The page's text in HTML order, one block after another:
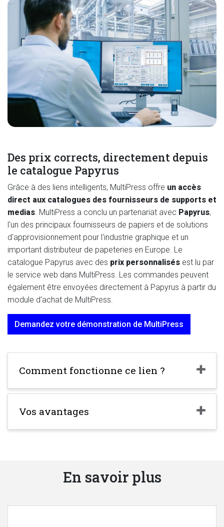
Des prix corrects, directement depuis
le catalogue Papyrus
Grâce à des liens intelligents, MultiPress offre un accès
direct aux catalogues des fournisseurs de supports et
medias . MultiPress a conclu un partenariat avec Papyrus,
l'un des principaux fournisseurs de papiers et de solutions
d'approvisionnement pour l'industrie graphique et un
important distributeur de papeteries en Europe. Le
catalogue Papyrus avec des prix personnalisés est lu par
le service web dans MultiPress. Les commandes peuvent
également être envoyées directement à Papyrus à partir du
module d'achat de MultiPress.
Demandez votre démonstration de MultiPress
Comment fonctionne ce lien ?
Vos avantages
En savoir plus